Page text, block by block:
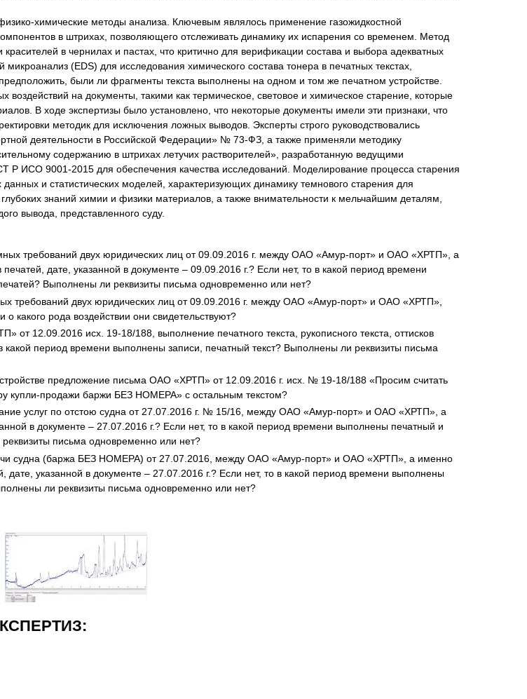
химические методы анализа. Ключевым являлось применение газожидкостной
в штрихах, позволяющего отслеживать динамику их испарения со временем. Метод
в чернилах и пастах, что критично для верификации состава и выбора адекватных
(EDS) для исследования химического состава тонера в печатных текстах,
были ли фрагменты текста выполнены на одном и том же печатном устройстве.
на документы, такими как термическое, световое и химическое старение, которые
В ходе экспертизы было установлено, что некоторые документы имели эти признаки, что
методик для исключения ложных выводов. Эксперты строго руководствовались
деятельности в Российской Федерации» № 73-ФЗ, а также применяли методику
содержанию в штрихах летучих растворителей», разработанную ведущими
Р ИСО 9001-2015 для обеспечения качества исследований. Моделирование процесса старения
и статистических моделей, характеризующих динамику темнового старения для
знаний химии и физики материалов, а также внимательности к мельчайшим деталям,
вывода, представленного суду.
требований двух юридических лиц от 09.09.2016 г. между ОАО «Амур-порт» и ОАО «ХРТП», а
дате, указанной в документе – 09.09.2016 г.? Если нет, то в какой период времени
Выполнены ли реквизиты письма одновременно или нет?
требований двух юридических лиц от 09.09.2016 г. между ОАО «Амур-порт» и ОАО «ХРТП»,
какого рода воздействии они свидетельствуют?
от 12.09.2016 исх. 19-18/188, выполнение печатного текста, рукописного текста, оттисков
какой период времени выполнены записи, печатный текст? Выполнены ли реквизиты письма
предложение письма ОАО «ХРТП» от 12.09.2016 г. исх. № 19-18/188 «Просим считать
купли-продажи баржи БЕЗ НОМЕРА» с остальным текстом?
услуг по отстою судна от 27.07.2016 г. № 15/16, между ОАО «Амур-порт» и ОАО «ХРТП», а
в документе – 27.07.2016 г.? Если нет, то в какой период времени выполнены печатный и
письма одновременно или нет?
судна (баржа БЕЗ НОМЕРА) от 27.07.2016, между ОАО «Амур-порт» и ОАО «ХРТП», а именно
дате, указанной в документе – 27.07.2016 г.? Если нет, то в какой период времени выполнены
ли реквизиты письма одновременно или нет?